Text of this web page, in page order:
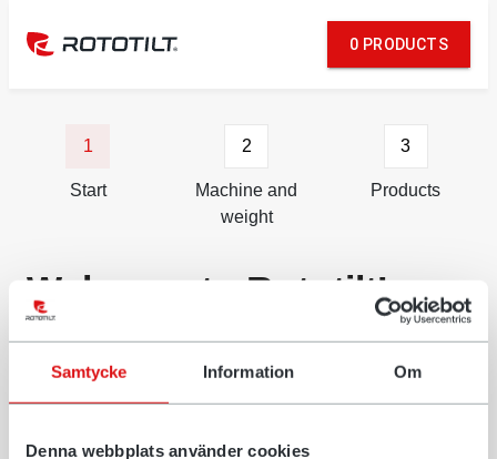
Samtycke Information Om
Denna webbplats använder cookies
0 PRODUCTS
1
Start
2
Machine and
weight
3
Products
Welcome to Rototilt’s
product guide
Using our product guide will assist you in matching